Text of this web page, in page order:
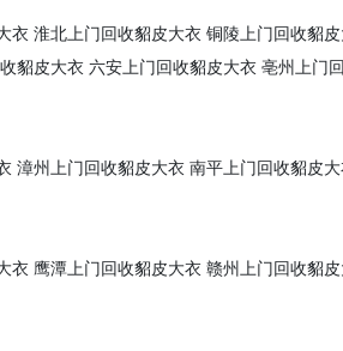
衣 淮北上门回收貂皮大衣 铜陵上门回收貂
貂皮大衣 六安上门回收貂皮大衣 亳州上门
漳州上门回收貂皮大衣 南平上门回收貂皮
衣 鹰潭上门回收貂皮大衣 赣州上门回收貂